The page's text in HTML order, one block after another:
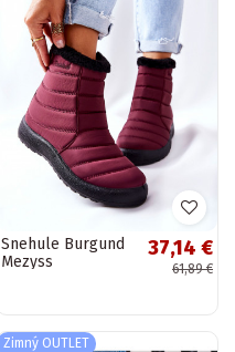
Snehule Burgund
Mezyss
37,14 €
61,89 €
Zimný OUTLET